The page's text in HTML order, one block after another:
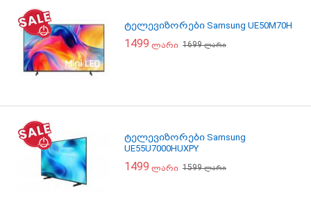
ტელევიზორები Samsung UE50M70H
1499 ლარი 1699ლარი
ტელევიზორები Samsung
UE55U7000HUXPY
1499 ლარი 1599ლარი